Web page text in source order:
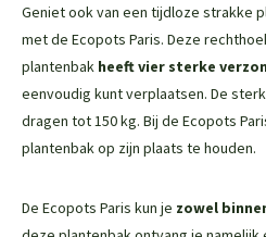
Geniet ook van een tijdloze strakke
met de Ecopots Paris. Deze
plantenbak heeft vier sterke
eenvoudig kunt verplaatsen. De
dragen tot 150 kg. Bij de Ecopots
plantenbak op zijn plaats te houden.
De Ecopots Paris kun je zowel